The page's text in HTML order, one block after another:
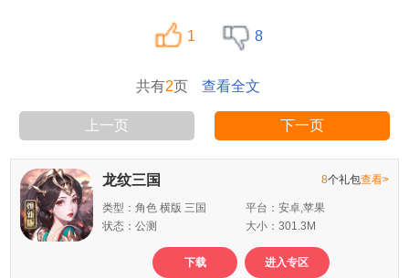
1 8
共有2页 查看全文
上一页 下一页
龙纹三国 8个礼包查看>
类型：角色 横版 三国
平台：安卓,苹果
状态：公测
大小：301.3M
下载 进入专区